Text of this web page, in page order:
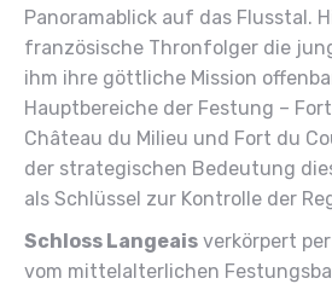
Panoramablick auf das Flusstal.
französische Thronfolger die
ihm ihre göttliche Mission
Hauptbereiche der Festung –
Château du Milieu und Fort du
der strategischen Bedeutung
als Schlüssel zur Kontrolle der
Schloss Langeais verkörpert
vom mittelalterlichen